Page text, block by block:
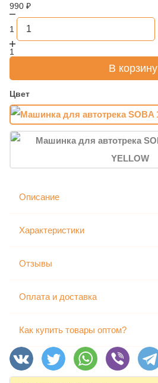
990 ₽
1
1
В корзину
Цвет
Описание
Характеристики
Отзывы
Оплата и доставка
Как купить товары оптом?